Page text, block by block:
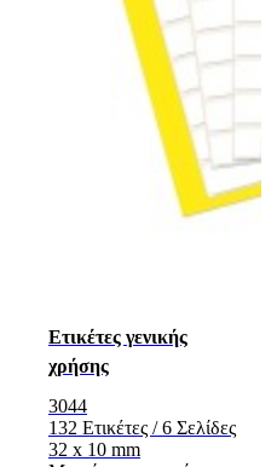
Ετικέτες γενικής
χρήσης
3044
132 Ετικέτες / 6 Σελίδες
32 x 10 mm